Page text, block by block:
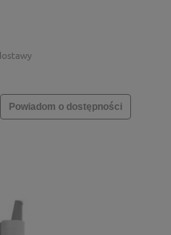
Powiadom o dostępności